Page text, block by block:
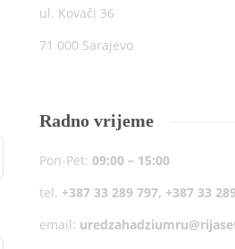
ul. Kovači 36
71 000 Sarajevo
Radno vrijeme
Pon-Pet: 09:00 – 15:00
tel. +387 33 289 797, +387 33
email: